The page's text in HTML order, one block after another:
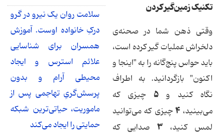
سلامت روان یک نیرو در گرو
درکِ خانواده اوست. آموزش
همسران برای شناسایی
علائم استرس و ایجاد
محیطی آرام و بدون
پرسش‌گریِ تهاجمی پس از
ماموریت، حیاتی‌ترین شبکه
حمایتی را ایجاد می‌کند
تکنیک زمین‌گیر کردن
وقتی ذهن شما در صحنه‌ی
دلخراش عملیات گیر کرده است،
باید حواس پنج‌گانه را به "اینجا و
اکنون" بازگردانید. به اطراف
نگاه کنید و۵ چیزی که
می‌بینید،۴چیزی که می‌توانید
لمس کنید، ۳ صدایی که